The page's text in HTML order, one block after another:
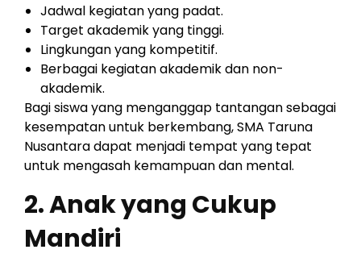
Jadwal kegiatan yang padat.
Target akademik yang tinggi.
Lingkungan yang kompetitif.
Berbagai kegiatan akademik dan non-
akademik.
Bagi siswa yang menganggap tantangan sebagai
kesempatan untuk berkembang, SMA Taruna
Nusantara dapat menjadi tempat yang tepat
untuk mengasah kemampuan dan mental.
2. Anak yang Cukup
Mandiri